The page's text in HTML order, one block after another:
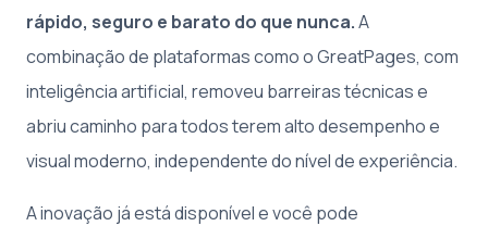
rápido, seguro e barato do que nunca.A
combinação de plataformas como o GreatPages, com
inteligência artificial, removeu barreiras técnicas e
abriu caminho para todos terem alto desempenho e
visual moderno, independente do nível de experiência.
A inovação já está disponível e você pode